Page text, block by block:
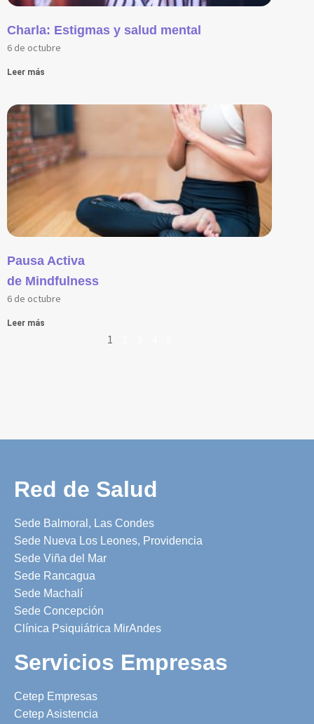
Charla: Estigmas y salud mental
6 de octubre
Leer más
Pausa Activa
de Mindfulness
6 de octubre
Leer más
1
Red de Salud
Sede Balmoral, Las Condes
Sede Nueva Los Leones, Providencia
Sede Viña del Mar
Sede Rancagua
Sede Machalí
Sede Concepción
Clínica Psiquiátrica MirAndes
Servicios Empresas
Cetep Empresas
Cetep Asistencia